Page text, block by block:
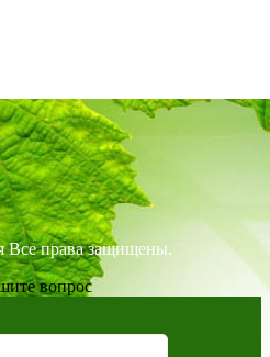
Все права защищены.
вопрос